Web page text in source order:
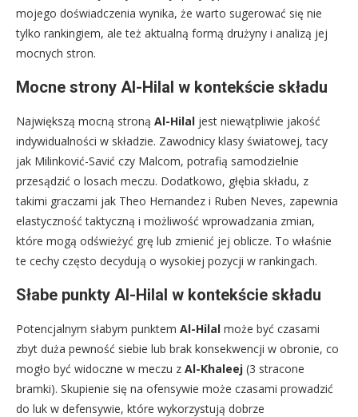
mojego doświadczenia wynika, że warto sugerować się nie
tylko rankingiem, ale też aktualną formą drużyny i analizą jej
mocnych stron.
Mocne strony Al-Hilal w kontekście składu
Największą mocną stroną Al-Hilal jest niewątpliwie jakość
indywidualności w składzie. Zawodnicy klasy światowej, tacy
jak Milinković-Savić czy Malcom, potrafią samodzielnie
przesądzić o losach meczu. Dodatkowo, głębia składu, z
takimi graczami jak Theo Hernandez i Ruben Neves, zapewnia
elastyczność taktyczną i możliwość wprowadzania zmian,
które mogą odświeżyć grę lub zmienić jej oblicze. To właśnie
te cechy często decydują o wysokiej pozycji w rankingach.
Słabe punkty Al-Hilal w kontekście składu
Potencjalnym słabym punktem Al-Hilal może być czasami
zbyt duża pewność siebie lub brak konsekwencji w obronie, co
mogło być widoczne w meczu z Al-Khaleej (3 stracone
bramki). Skupienie się na ofensywie może czasami prowadzić
do luk w defensywie, które wykorzystują dobrze